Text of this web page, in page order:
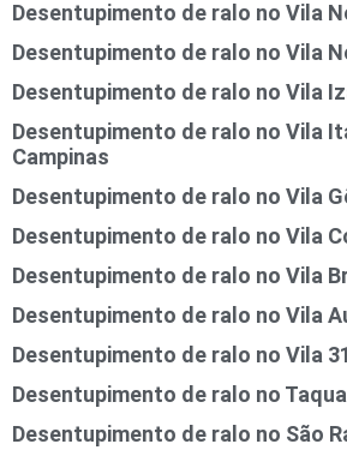
Desentupimento de ralo no Vila
Desentupimento de ralo no Vila
Desentupimento de ralo no Vila
Desentupimento de ralo no Vila
Campinas
Desentupimento de ralo no Vila
Desentupimento de ralo no Vila
Desentupimento de ralo no Vila
Desentupimento de ralo no Vila
Desentupimento de ralo no Vila
Desentupimento de ralo no
Desentupimento de ralo no São